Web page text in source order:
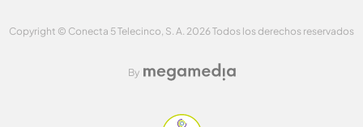
Copyright © Conecta 5 Telecinco, S. A. 2026 Todos los derechos reservados
By